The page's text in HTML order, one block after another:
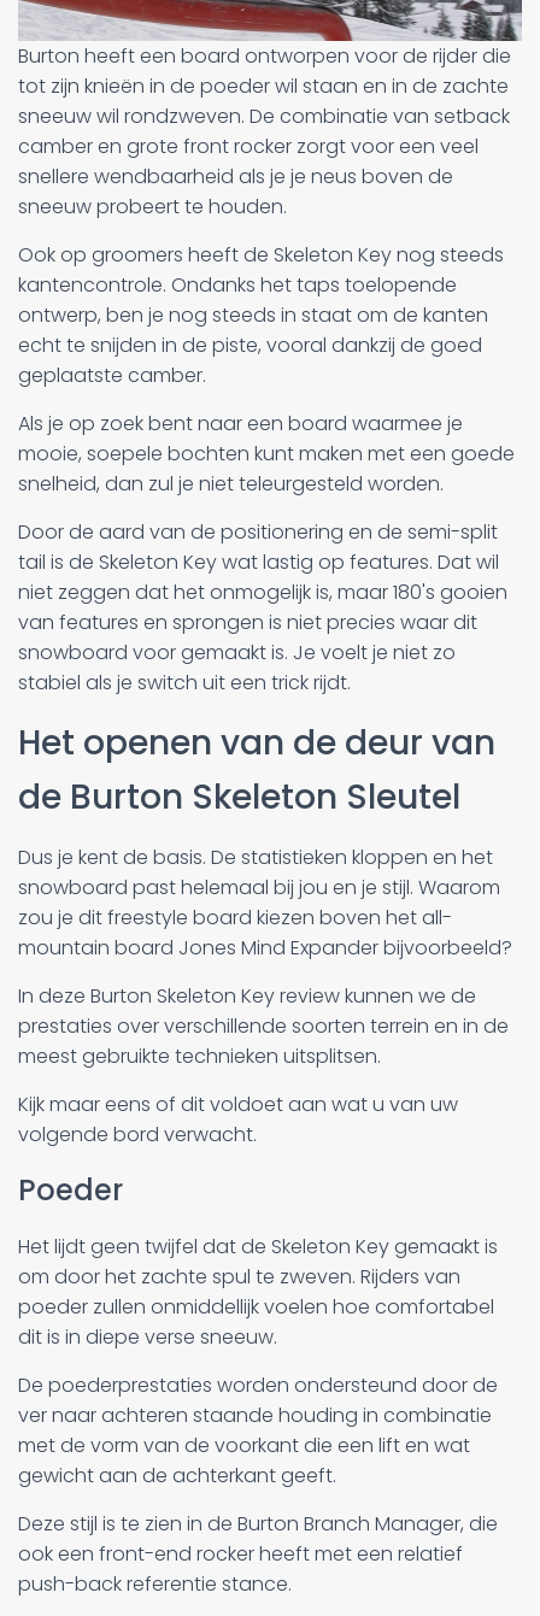
Burton heeft een board ontworpen voor de rijder die
tot zijn knieën in de poeder wil staan en in de zachte
sneeuw wil rondzweven. De combinatie van setback
camber en grote front rocker zorgt voor een veel
snellere wendbaarheid als je je neus boven de
sneeuw probeert te houden.
Ook op groomers heeft de Skeleton Key nog steeds
kantencontrole. Ondanks het taps toelopende
ontwerp, ben je nog steeds in staat om de kanten
echt te snijden in de piste, vooral dankzij de goed
geplaatste camber.
Als je op zoek bent naar een board waarmee je
mooie, soepele bochten kunt maken met een goede
snelheid, dan zul je niet teleurgesteld worden.
Door de aard van de positionering en de semi-split
tail is de Skeleton Key wat lastig op features. Dat wil
niet zeggen dat het onmogelijk is, maar 180's gooien
van features en sprongen is niet precies waar dit
snowboard voor gemaakt is. Je voelt je niet zo
stabiel als je switch uit een trick rijdt.
Het openen van de deur van
de Burton Skeleton Sleutel
Dus je kent de basis. De statistieken kloppen en het
snowboard past helemaal bij jou en je stijl. Waarom
zou je dit freestyle board kiezen boven het all-
mountain board Jones Mind Expander bijvoorbeeld?
In deze Burton Skeleton Key review kunnen we de
prestaties over verschillende soorten terrein en in de
meest gebruikte technieken uitsplitsen.
Kijk maar eens of dit voldoet aan wat u van uw
volgende bord verwacht.
Poeder
Het lijdt geen twijfel dat de Skeleton Key gemaakt is
om door het zachte spul te zweven. Rijders van
poeder zullen onmiddellijk voelen hoe comfortabel
dit is in diepe verse sneeuw.
De poederprestaties worden ondersteund door de
ver naar achteren staande houding in combinatie
met de vorm van de voorkant die een lift en wat
gewicht aan de achterkant geeft.
Deze stijl is te zien in de Burton Branch Manager, die
ook een front-end rocker heeft met een relatief
push-back referentie stance.